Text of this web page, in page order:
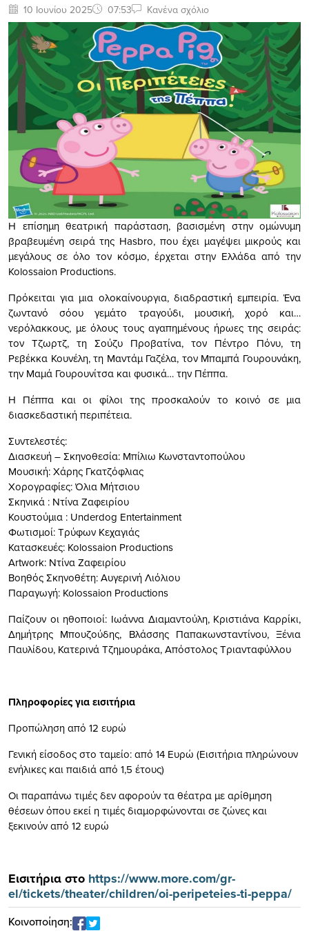
10 Ιουνίου 2025 07:53 Κανένα σχόλιο
Η επίσημη θεατρική παράσταση, βασισμένη στην ομώνυμη
βραβευμένη σειρά της Hasbro, που έχει μαγέψει μικρούς και
μεγάλους σε όλο τον κόσμο, έρχεται στην Ελλάδα από την
Kolossaion Productions.
Πρόκειται για μια ολοκαίνουργια, διαδραστική εμπειρία. Ένα
ζωντανό σόου γεμάτο τραγούδι, μουσική, χορό και…
νερόλακκους, με όλους τους αγαπημένους ήρωες της σειράς:
τον Τζωρτζ, τη Σούζυ Προβατίνα, τον Πέντρο Πόνυ, τη
Ρεβέκκα Κουνέλη, τη Μαντάμ Γαζέλα, τον Μπαμπά Γουρουνάκη,
την Μαμά Γουρουνίτσα και φυσικά… την Πέππα.
Η Πέππα και οι φίλοι της προσκαλούν το κοινό σε μια
διασκεδαστική περιπέτεια.
Συντελεστές:
Διασκευή – Σκηνοθεσία: Μπίλιω Κωνσταντοπούλου
Μουσική: Χάρης Γκατζόφλιας
Χορογραφίες: Όλια Μήτσιου
Σκηνικά : Ντίνα Ζαφειρίου
Κουστούμια : Underdog Entertainment
Φωτισμοί: Τρύφων Κεχαγιάς
Κατασκευές: Kolossaion Productions
Artwork: Ντίνα Ζαφειρίου
Βοηθός Σκηνοθέτη: Αυγερινή Λιόλιου
Παραγωγή: Kolossaion Productions
Παίζουν οι ηθοποιοί: Ιωάννα Διαμαντούλη, Κριστιάνα Καρρίκι,
Δημήτρης Μπουζούδης, Βλάσσης Παπακωνσταντίνου, Ξένια
Παυλίδου, Κατερινά Τζημουράκα, Απόστολος Τριανταφύλλου
Πληροφορίες για εισιτήρια
Προπώληση από 12 ευρώ
Γενική είσοδος στο ταμείο: από 14 Ευρώ (Εισιτήρια πληρώνουν
ενήλικες και παιδιά από 1,5 έτους)
Οι παραπάνω τιμές δεν αφορούν τα θέατρα με αρίθμηση
θέσεων όπου εκεί η τιμές διαμορφώνονται σε ζώνες και
ξεκινούν από 12 ευρώ
Εισιτήρια στο https://www.more.com/gr-
el/tickets/theater/children/oi-peripeteies-ti-peppa/
Κοινοποίηση: